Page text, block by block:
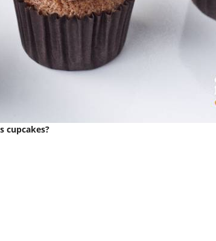
cupcakes?